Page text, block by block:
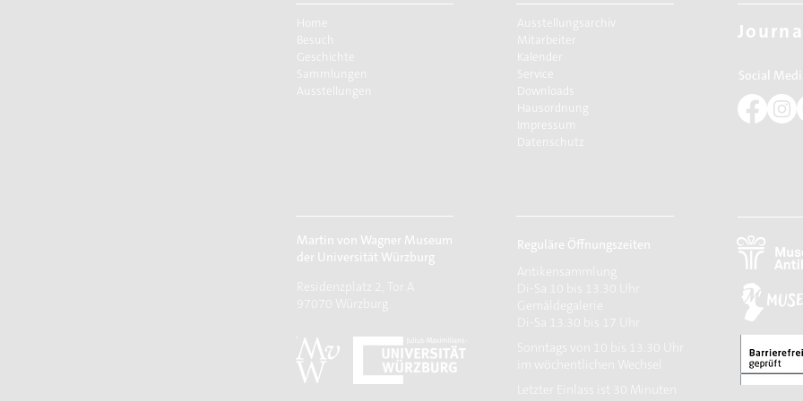
Home
Geschichte
Sammlungen
Ausstellungen
Ausstellungsarchiv
Mitarbeiter
Kalender
Downloads
Hausordnung
Datenschutz
Social
Martin von Wagner Museum
der Universität Würzburg
Residenzplatz 2, Tor A
97070 Würzburg
Reguläre Öffnungszeiten
Antikensammlung
Gemäldegalerie
Sonntags von 10 bis 13.30 Uhr
im wöchentlichen Wechsel
​Letzter Einlass ist 30 Minuten